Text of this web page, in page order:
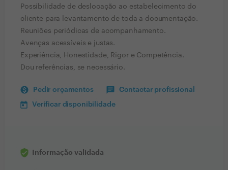
Possibilidade de deslocação ao estabelecimento do
cliente para levantamento de toda a documentação.
Reuniões periódicas de acompanhamento.
Avenças acessíveis e justas.
Experiência, Honestidade, Rigor e Competência.
Dou referências, se necessário.
Pedir orçamentos Contactar profissional
Verificar disponibilidade
Informação validada